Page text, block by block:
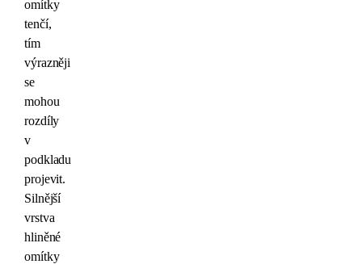
omítky
tenčí,
tím
výrazněji
se
mohou
rozdíly
v
podkladu
projevit.
Silnější
vrstva
hliněné
omítky